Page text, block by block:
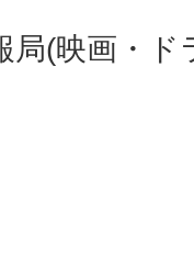
局(映画・